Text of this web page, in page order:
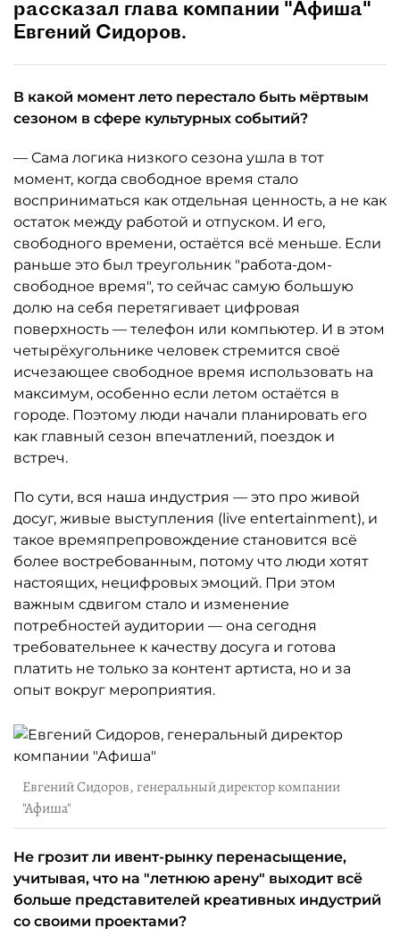
рассказал глава компании "Афиша"
Евгений Сидоров.
В какой момент лето перестало быть мёртвым
сезоном в сфере культурных событий?
— Сама логика низкого сезона ушла в тот
момент, когда свободное время стало
восприниматься как отдельная ценность, а не как
остаток между работой и отпуском. И его,
свободного времени, остаётся всё меньше. Если
раньше это был треугольник "работа-дом-
свободное время", то сейчас самую большую
долю на себя перетягивает цифровая
поверхность — телефон или компьютер. И в этом
четырёхугольнике человек стремится своё
исчезающее свободное время использовать на
максимум, особенно если летом остаётся в
городе. Поэтому люди начали планировать его
как главный сезон впечатлений, поездок и
встреч.
По сути, вся наша индустрия — это про живой
досуг, живые выступления (live entertainment), и
такое времяпрепровождение становится всё
более востребованным, потому что люди хотят
настоящих, нецифровых эмоций. При этом
важным сдвигом стало и изменение
потребностей аудитории — она сегодня
требовательнее к качеству досуга и готова
платить не только за контент артиста, но и за
опыт вокруг мероприятия.
Евгений Сидоров, генеральный директор компании
"Афиша"
Не грозит ли ивент-рынку перенасыщение,
учитывая, что на "летнюю арену" выходит всё
больше представителей креативных индустрий
со своими проектами?